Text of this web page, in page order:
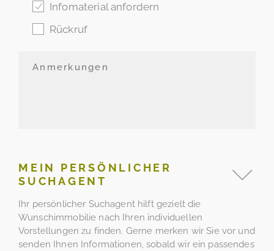
Infomaterial anfordern
Rückruf
MEIN PERSÖNLICHER
SUCHAGENT
Ihr persönlicher Suchagent hilft gezielt die
Wunschimmobilie nach Ihren individuellen
Vorstellungen zu finden. Gerne merken wir Sie vor und
senden Ihnen Informationen, sobald wir ein passendes